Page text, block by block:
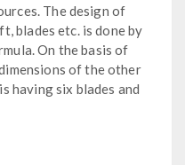
The design of
blades etc. is done by
On the basis of
of the other
having six blades and